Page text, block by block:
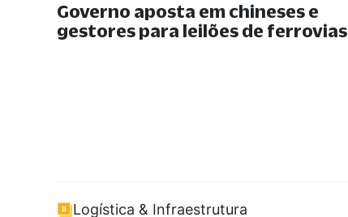
Governo aposta em chineses e
gestores para leilões de ferrovias
Logística & Infraestrutura